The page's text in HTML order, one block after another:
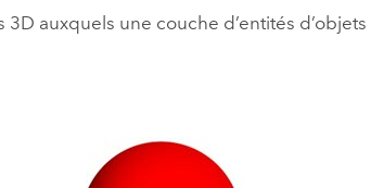
3D auxquels une couche d’entités